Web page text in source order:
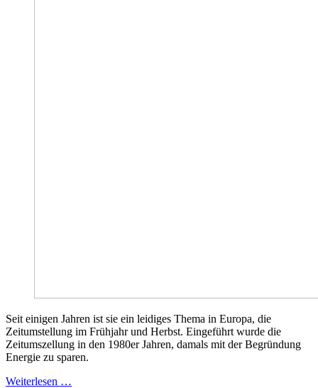
Seit einigen Jahren ist sie ein leidiges Thema in Europa, die
Zeitumstellung im Frühjahr und Herbst. Eingeführt wurde die
Zeitumszellung in den 1980er Jahren, damals mit der Begründung
Energie zu sparen.
Weiterlesen …